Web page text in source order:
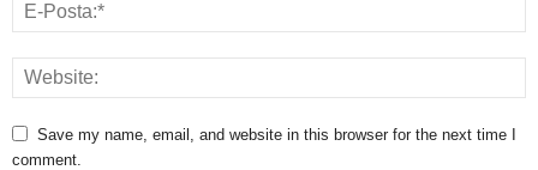
Save my name, email, and website in this browser for the next time I
comment.